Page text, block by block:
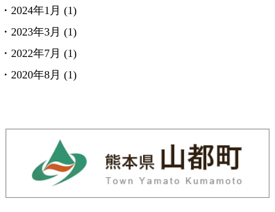
2024年1月 (1)
2023年3月 (1)
2022年7月 (1)
2020年8月 (1)